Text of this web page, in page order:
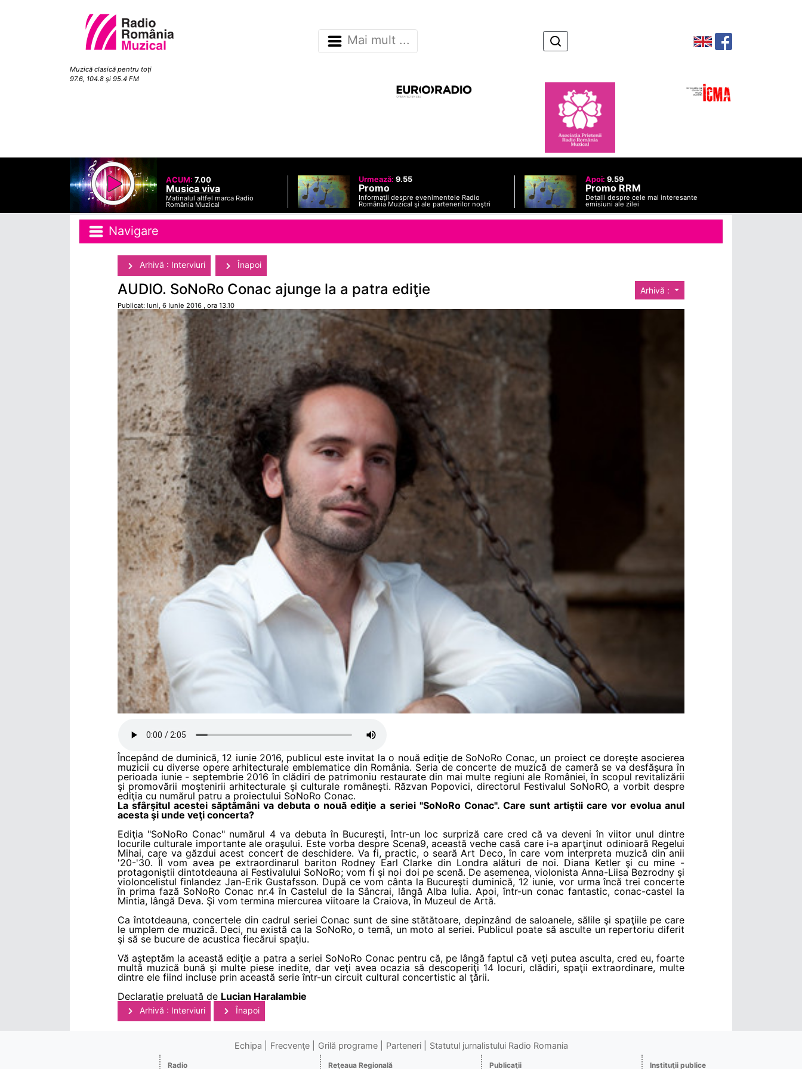
Muzică clasică pentru toţi
97.6, 104.8 şi 95.4 FM
Mai mult ...
ACUM: 7.00
Musica viva
Matinalul altfel marca Radio
România Muzical
Urmează: 9.55
Promo
Informaţii despre evenimentele Radio
România Muzical şi ale partenerilor noştri
Apoi: 9.59
Promo RRM
Detalii despre cele mai interesante
emisiuni ale zilei
Navigare
Arhivă : Interviuri Înapoi
Arhivă :
AUDIO. SoNoRo Conac ajunge la a patra ediţie
Publicat: luni, 6 Iunie 2016 , ora 13.10
Începând de duminică, 12 iunie 2016, publicul este invitat la o nouă ediţie de SoNoRo Conac, un proiect ce doreşte asocierea
muzicii cu diverse opere arhitecturale emblematice din România. Seria de concerte de muzică de cameră se va desfăşura în
perioada iunie - septembrie 2016 în clădiri de patrimoniu restaurate din mai multe regiuni ale României, în scopul revitalizării
şi promovării moştenirii arhitecturale şi culturale româneşti. Răzvan Popovici, directorul Festivalul SoNoRO, a vorbit despre
ediţia cu numărul patru a proiectului SoNoRo Conac.
La sfârşitul acestei săptămâni va debuta o nouă ediţie a seriei "SoNoRo Conac". Care sunt artiştii care vor evolua anul
acesta şi unde veţi concerta?
Ediţia "SoNoRo Conac" numărul 4 va debuta în Bucureşti, într-un loc surpriză care cred că va deveni în viitor unul dintre
locurile culturale importante ale oraşului. Este vorba despre Scena9, această veche casă care i-a aparţinut odinioară Regelui
Mihai, care va găzdui acest concert de deschidere. Va fi, practic, o seară Art Deco, în care vom interpreta muzică din anii
'20-'30. Îl vom avea pe extraordinarul bariton Rodney Earl Clarke din Londra alături de noi. Diana Ketler şi cu mine -
protagoniştii dintotdeauna ai Festivalului SoNoRo; vom fi şi noi doi pe scenă. De asemenea, violonista Anna-Liisa Bezrodny şi
violoncelistul finlandez Jan-Erik Gustafsson. După ce vom cânta la Bucureşti duminică, 12 iunie, vor urma încă trei concerte
în prima fază SoNoRo Conac nr.4 în Castelul de la Sâncrai, lângă Alba Iulia. Apoi, într-un conac fantastic, conac-castel la
Mintia, lângă Deva. Şi vom termina miercurea viitoare la Craiova, în Muzeul de Artă.
Ca întotdeauna, concertele din cadrul seriei Conac sunt de sine stătătoare, depinzând de saloanele, sălile şi spaţiile pe care
le umplem de muzică. Deci, nu există ca la SoNoRo, o temă, un moto al seriei. Publicul poate să asculte un repertoriu diferit
şi să se bucure de acustica fiecărui spaţiu.
Vă aşteptăm la această ediţie a patra a seriei SoNoRo Conac pentru că, pe lângă faptul că veţi putea asculta, cred eu, foarte
multă muzică bună şi multe piese inedite, dar veţi avea ocazia să descoperiţi 14 locuri, clădiri, spaţii extraordinare, multe
dintre ele fiind incluse prin această serie într-un circuit cultural concertistic al ţării.
Declaraţie preluată de Lucian Haralambie
Arhivă : Interviuri Înapoi
Echipa Frecvenţe Grilă programe Parteneri Statutul jurnalistului Radio Romania
Radio Reţeaua Regională Publicaţii Instituţii publice